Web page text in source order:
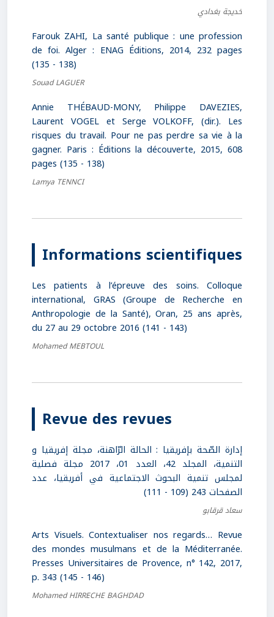
خديجة بغدادي
Farouk ZAHI, La santé publique : une profession
de foi. Alger : ENAG Éditions, 2014, 232 pages
(135 - 138)
Souad LAGUER
Annie THÉBAUD-MONY, Philippe DAVEZIES,
Laurent VOGEL et Serge VOLKOFF, (dir.). Les
risques du travail. Pour ne pas perdre sa vie à la
gagner. Paris : Éditions la découverte, 2015, 608
pages (135 - 138)
Lamya TENNCI
Informations scientifiques
Les patients à l’épreuve des soins. Colloque
international, GRAS (Groupe de Recherche en
Anthropologie de la Santé), Oran, 25 ans après,
du 27 au 29 octobre 2016 (141 - 143)
Mohamed MEBTOUL
Revue des revues
إدارة الصّحة بإفريقيا : الحالة الرّاهنة، مجلة إفريقيا و
التنمية، المجلد 42، العدد 01، 2017 مجلة فصلية
لمجلس تنمية البحوث الاجتماعية في أفريقيا، عدد
الصفحات 243 (109 - 111)
سعاد قرقابو
Arts Visuels. Contextualiser nos regards… Revue
des mondes musulmans et de la Méditerranée.
Presses Universitaires de Provence, n° 142, 2017,
p. 343 (145 - 146)
Mohamed HIRRECHE BAGHDAD